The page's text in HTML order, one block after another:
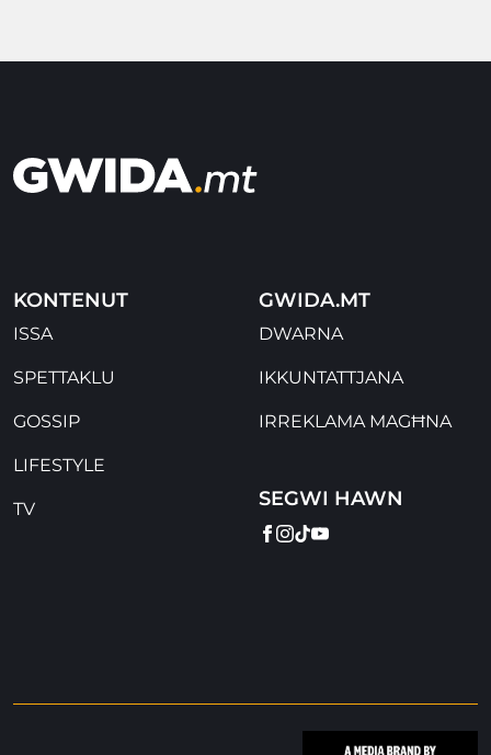
KONTENUT
ISSA
SPETTAKLU
GOSSIP
LIFESTYLE
TV
GWIDA.MT
DWARNA
IKKUNTATTJANA
IRREKLAMA MAGĦNA
SEGWI HAWN
FACEBOOK
INSTAGRAM
TIKTOK
YOUTUBE